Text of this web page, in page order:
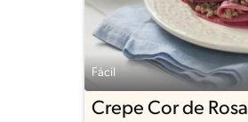
Fácil
Crepe Cor de Rosa